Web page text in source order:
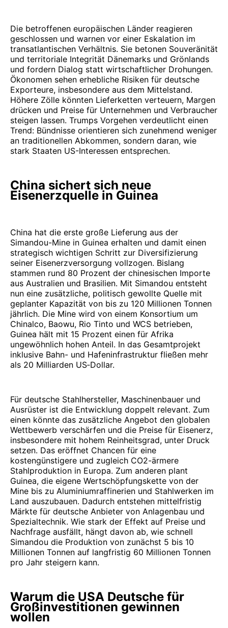
Die betroffenen europäischen Länder reagieren
geschlossen und warnen vor einer Eskalation im
transatlantischen Verhältnis. Sie betonen Souveränität
und territoriale Integrität Dänemarks und Grönlands
und fordern Dialog statt wirtschaftlicher Drohungen.
Ökonomen sehen erhebliche Risiken für deutsche
Exporteure, insbesondere aus dem Mittelstand.
Höhere Zölle könnten Lieferketten verteuern, Margen
drücken und Preise für Unternehmen und Verbraucher
steigen lassen. Trumps Vorgehen verdeutlicht einen
Trend: Bündnisse orientieren sich zunehmend weniger
an traditionellen Abkommen, sondern daran, wie
stark Staaten US-Interessen entsprechen.
China sichert sich neue
Eisenerzquelle in Guinea
China hat die erste große Lieferung aus der
Simandou-Mine in Guinea erhalten und damit einen
strategisch wichtigen Schritt zur Diversifizierung
seiner Eisenerzversorgung vollzogen. Bislang
stammen rund 80 Prozent der chinesischen Importe
aus Australien und Brasilien. Mit Simandou entsteht
nun eine zusätzliche, politisch gewollte Quelle mit
geplanter Kapazität von bis zu 120 Millionen Tonnen
jährlich. Die Mine wird von einem Konsortium um
Chinalco, Baowu, Rio Tinto und WCS betrieben,
Guinea hält mit 15 Prozent einen für Afrika
ungewöhnlich hohen Anteil. In das Gesamtprojekt
inklusive Bahn- und Hafeninfrastruktur fließen mehr
als 20 Milliarden US‑Dollar.
Für deutsche Stahlhersteller, Maschinenbauer und
Ausrüster ist die Entwicklung doppelt relevant. Zum
einen könnte das zusätzliche Angebot den globalen
Wettbewerb verschärfen und die Preise für Eisenerz,
insbesondere mit hohem Reinheitsgrad, unter Druck
setzen. Das eröffnet Chancen für eine
kostengünstigere und zugleich CO2-ärmere
Stahlproduktion in Europa. Zum anderen plant
Guinea, die eigene Wertschöpfungskette von der
Mine bis zu Aluminiumraffinerien und Stahlwerken im
Land auszubauen. Dadurch entstehen mittelfristig
Märkte für deutsche Anbieter von Anlagenbau und
Spezialtechnik. Wie stark der Effekt auf Preise und
Nachfrage ausfällt, hängt davon ab, wie schnell
Simandou die Produktion von zunächst 5 bis 10
Millionen Tonnen auf langfristig 60 Millionen Tonnen
pro Jahr steigern kann.
Warum die USA Deutsche für
Großinvestitionen gewinnen
wollen